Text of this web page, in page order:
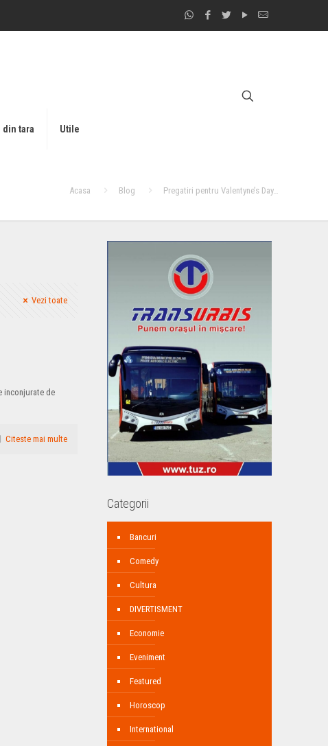
din tara Utile
Acasa Blog Pregatiri pentru Valentyne’s Day…
Vezi toate
inconjurate de
Citeste mai multe
Categorii
Bancuri
Comedy
Cultura
DIVERTISMENT
Economie
Eveniment
Featured
Horoscop
International